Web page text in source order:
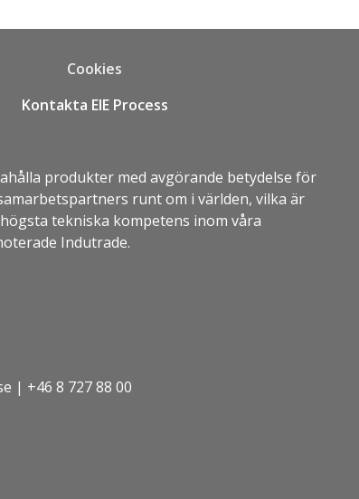
Cookies
Kontakta EIE Process
produkter med avgörande betydelse för
runt om i världen, vilka är
tekniska kompetens inom våra
Indutrade.
| +46 8 727 88 00